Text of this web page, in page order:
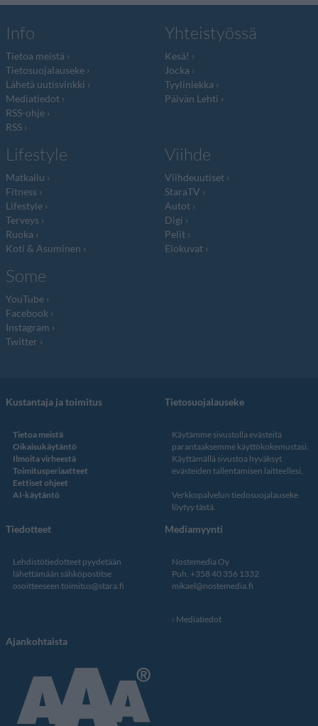
Info
Tietoa meistä
Tietosuojalauseke
Lähetä uutisvinkki
Mediatiedot
RSS-ohje
RSS
Yhteistyössä
Kesä!
Jocka
Tyyliniekka
Päivän Lehti
Lifestyle
Matkailu
Fitness
Lifestyle
Terveys
Ruoka
Koti & Asuminen
Viihde
Viihdeuutiset
StaraTV
Autot
Digi
Pelit
Elokuvat
Some
YouTube
Facebook
Instagram
Twitter
Kustantaja ja toimitus
Tietoa meistä
Oikaisukäytäntö
Ilmoita virheestä
Toimitusperiaatteet
Eettiset ohjeet
AI-käytäntö
Tietosuojalauseke
Käytämme sivustolla evästeitä
parantaaksemme käyttökokemustasi.
Käyttämällä sivustoa hyväksyt
evästeiden tallentamisen laitteellesi.
Verkkopalvelun tiedosuojalauseke
löytyy tästä.
Tiedotteet
Lehdistötiedotteet pyydetään
lähettämään sähköpostitse
osoitteeseen toimitus@stara.fi
Mediamyynti
Nostemedia Oy
Puh. +358 40 356 1332
mikael@nostemedia.fi
Mediatiedot
Ajankohtaista